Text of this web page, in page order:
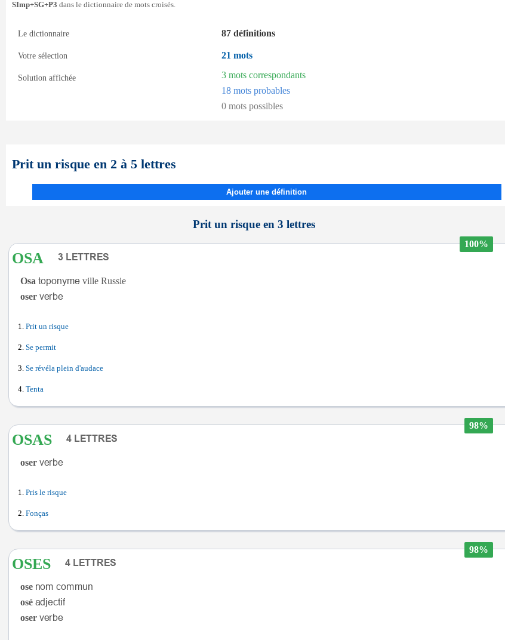
SImp+SG+P3 dans le dictionnaire de mots croisés.
Le dictionnaire 87 définitions
Votre sélection 21 mots
Solution affichée
3 mots correspondants
18 mots probables
0 mots possibles
Prit un risque en 2 à 5 lettres
Ajouter une définition
Prit un risque en 3 lettres
100%
OSA
Osa
ville Russie
oser
Prit un risque
Se permit
Se révéla plein d'audace
Tenta
98%
OSAS
oser
Pris le risque
Fonças
98%
OSES
ose
osé
oser